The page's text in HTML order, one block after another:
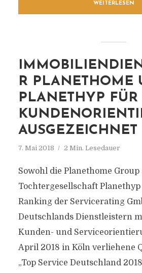
WEITERLESEN
R PLANETHOME
PLANETHYP FÜR
AUSGEZEICHNET
7. Mai 2018 2 Min. Lesedauer
Sowohl die Planethome
Tochtergesellschaft
Ranking der Servicerating
Deutschlands Dienstleistern
Kunden- und
April 2018 in Köln verliehene
„Top Service Deutschland